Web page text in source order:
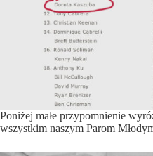
Poniżej małe przypomnienie
wszystkim naszym Parom